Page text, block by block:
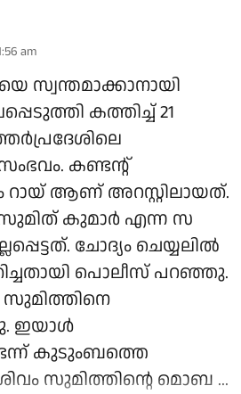
am
സ്വന്തമാക്കാനായി
കത്തിച്ച് 21
കണ്ടന്റ്
റായ് ആണ് അറസ്റ്റിലായത്.
കുമാർ എന്ന സ​​
ചോദ്യം ചെയ്യലിൽ
പൊലീസ് പറഞ്ഞു.
ഇയാൾ
കുടുംബത്തെ
ശിവം സുമിത്തിന്റെ മൊബ ...